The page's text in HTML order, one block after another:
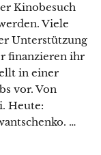
Kinobesuch
Viele
Unterstützung
finanzieren ihr
in einer
vor. Von
Heute:
…